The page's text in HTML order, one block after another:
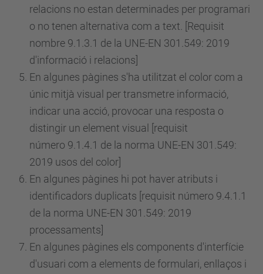
relacions no estan determinades per programari
o no tenen alternativa com a text. [Requisit
nombre 9.1.3.1 de la UNE-EN 301.549: 2019
d'informació i relacions]
En algunes pàgines s'ha utilitzat el color com a
únic mitjà visual per transmetre informació,
indicar una acció, provocar una resposta o
distingir un element visual [requisit
número 9.1.4.1 de la norma UNE-EN 301.549:
2019 usos del color]
En algunes pàgines hi pot haver atributs i
identificadors duplicats [requisit número 9.4.1.1
de la norma UNE-EN 301.549: 2019
processaments]
En algunes pàgines els components d'interfície
d'usuari com a elements de formulari, enllaços i